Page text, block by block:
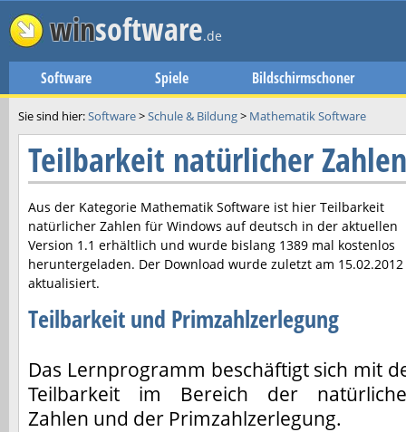
winsoftware.de
Software Spiele Bildschirmschoner
Sie sind hier:Software>Schule & Bildung> Mathematik Software
Teilbarkeit natürlicher
Aus der Kategorie Mathematik Software ist hier Teilbarkeit
natürlicher Zahlen für Windows auf deutsch in der aktuellen
Version 1.1 erhältlich und wurde bislang 1389 mal kostenlos
heruntergeladen. Der Download wurde zuletzt am 15.02.2012
aktualisiert.
Teilbarkeit und Primzahlzerlegung
Das Lernprogramm beschäftigt sich mit
Teilbarkeit im Bereich der
Zahlen und der Primzahlzerlegung.